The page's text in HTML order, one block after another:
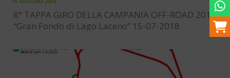
8° TAPPA GIRO DELLA CAMPANIA OFF-ROAD 2018
“Gran Fondo di Lago Laceno” 15-07-2018
dell’anno scorso che ha visto la neonata “ASD
Laceno Bike” impegnata nell’organizzazione di una
serie di eventi legati alle…